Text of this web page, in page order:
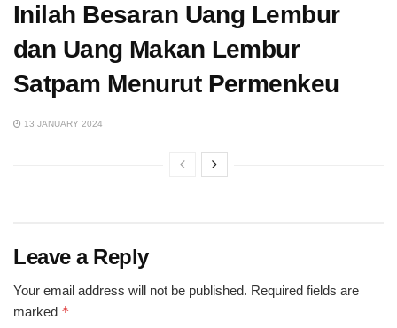
Inilah Besaran Uang Lembur
dan Uang Makan Lembur
Satpam Menurut Permenkeu
13 JANUARY 2024
Leave a Reply
Your email address will not be published. Required fields are
marked *